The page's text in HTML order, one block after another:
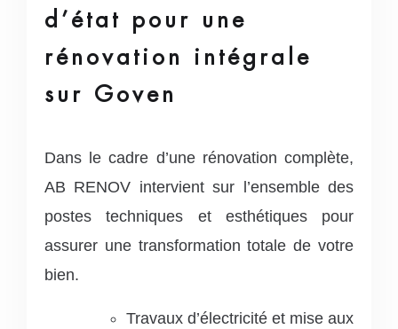
d’état pour une
rénovation intégrale
sur Goven
Dans le cadre d’une rénovation complète,
AB RENOV intervient sur l’ensemble des
postes techniques et esthétiques pour
assurer une transformation totale de votre
bien.
Travaux d’électricité et mise aux